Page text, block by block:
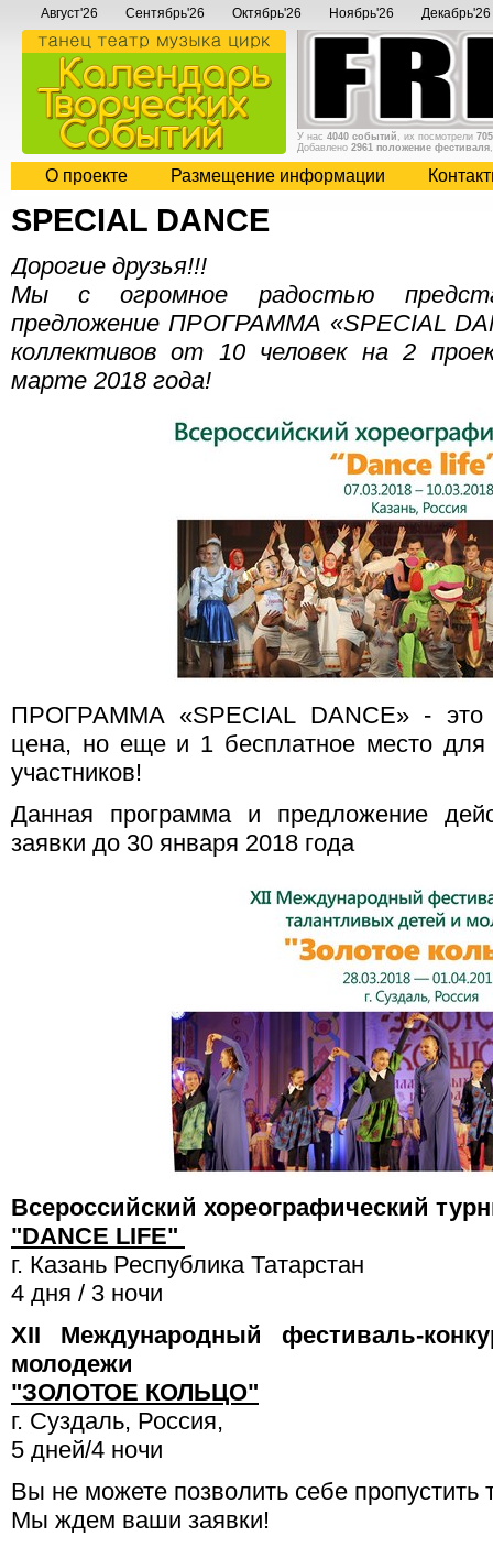
Август'26 Сентябрь'26 Октябрь'26 Ноябрь'26 Декабрь'26
У нас 4040 событий , их посмотрели
Добавлено 2961 положение фестиваля
О проекте Размещение информации
SPECIAL DANCE
Дорогие друзья!!!
Мы с огромное радостью
предложение ПРОГРАММА «SPECIAL
коллективов от 10 человек на 2
марте 2018 года!
ПРОГРАММА «SPECIAL DANCE» - это
цена, но еще и 1 бесплатное место
участников!
Данная программа и предложение
заявки до 30 января 2018 года
Всероссийский хореографический
"DANCE LIFE"
г. Казань Республика Татарстан
4 дня / 3 ночи
XII Международный фестиваль-
молодежи
"ЗОЛОТОЕ КОЛЬЦО"
г. Суздаль, Россия,
5 дней/4 ночи
Вы не можете позволить себе пропустить
Мы ждем ваши заявки!